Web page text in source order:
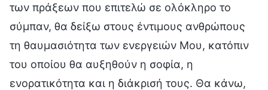
των πράξεων που επιτελώ σε ολόκληρο το
σύμπαν, θα δείξω στους έντιμους ανθρώπους
τη θαυμασιότητα των ενεργειών Μου, κατόπιν
του οποίου θα αυξηθούν η σοφία, η
ενορατικότητα και η διάκρισή τους. Θα κάνω,